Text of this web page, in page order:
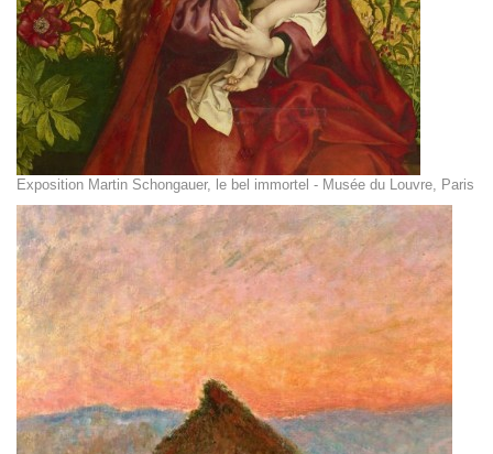
Exposition Martin Schongauer, le bel immortel - Musée du Louvre, Paris